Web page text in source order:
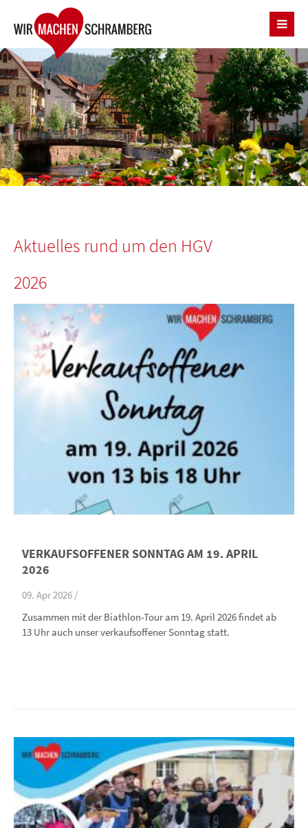
Aktuelles rund um den HGV
2026
VERKAUFSOFFENER SONNTAG AM 19. APRIL
2026
09. Apr 2026 /
Zusammen mit der Biathlon-Tour am 19. April 2026 findet ab
13 Uhr auch unser verkaufsoffener Sonntag statt.